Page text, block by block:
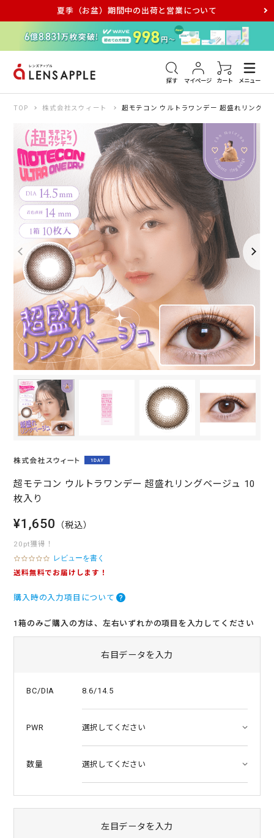
夏季（お盆）期間中の出荷と営業について
探す マイページ カート メニュー
アキュビュー メダリスト メガネ
TOP 株式会社スウィート 超モテコン ウルトラワンデー 超盛れリングベ
超モテコン ウルトラワンデー 超盛れリングベージュ 10
枚入り
¥1,650 （税込）
20pt獲得！
0
.
t
r
レビューを書く
送料無料でお届けします！
購入時の入力項目について
1箱のみご購入の方は、左右いずれかの項目を入力してください
右目データを入力
BC/DIA 8.6/14.5
PWR
数量
左目データを入力